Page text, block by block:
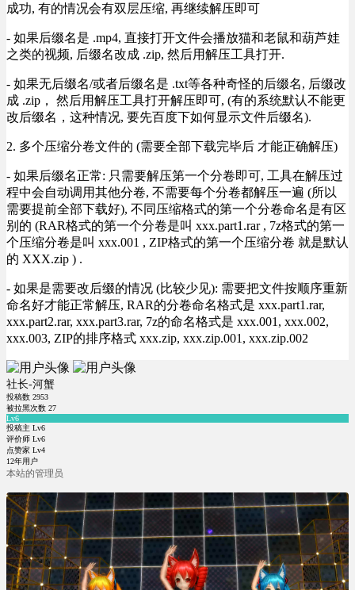
成功, 有的情况会有双层压缩, 再继续解压即可
- 如果后缀名是 .mp4, 直接打开文件会播放猫和老鼠和葫芦娃
之类的视频, 后缀名改成 .zip, 然后用解压工具打开.
- 如果无后缀名/或者后缀名是 .txt等各种奇怪的后缀名, 后缀改
成 .zip， 然后用解压工具打开解压即可, (有的系统默认不能更
改后缀名，这种情况, 要先百度下如何显示文件后缀名).
2. 多个压缩分卷文件的 (需要全部下载完毕后 才能正确解压)
- 如果后缀名正常: 只需要解压第一个分卷即可, 工具在解压过
程中会自动调用其他分卷, 不需要每个分卷都解压一遍 (所以
需要提前全部下载好), 不同压缩格式的第一个分卷命名是有区
别的 (RAR格式的第一个分卷是叫 xxx.part1.rar , 7z格式的第一
个压缩分卷是叫 xxx.001 , ZIP格式的第一个压缩分卷 就是默认
的 XXX.zip ) .
- 如果是需要改后缀的情况 (比较少见): 需要把文件按顺序重新
命名好才能正常解压, RAR的分卷命名格式是 xxx.part1.rar,
xxx.part2.rar, xxx.part3.rar, 7z的命名格式是 xxx.001, xxx.002,
xxx.003, ZIP的排序格式 xxx.zip, xxx.zip.001, xxx.zip.002
社长-河蟹
投稿数 2953
被拉黑次数 27
Lv6
投稿主 Lv6
评价师 Lv6
点赞家 Lv4
12年用户
本站的管理员